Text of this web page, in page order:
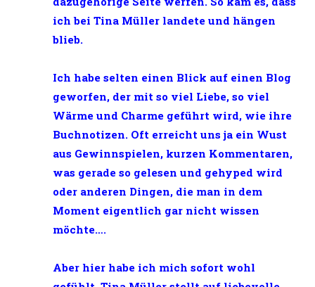
ich bei Tina Müller landete und hängen
blieb.
Ich habe selten einen Blick auf einen Blog
geworfen, der mit so viel Liebe, so viel
Wärme und Charme geführt wird, wie ihre
Buchnotizen. Oft erreicht uns ja ein Wust
aus Gewinnspielen, kurzen Kommentaren,
was gerade so gelesen und gehyped wird
oder anderen Dingen, die man in dem
Moment eigentlich gar nicht wissen
möchte….
Aber hier habe ich mich sofort wohl